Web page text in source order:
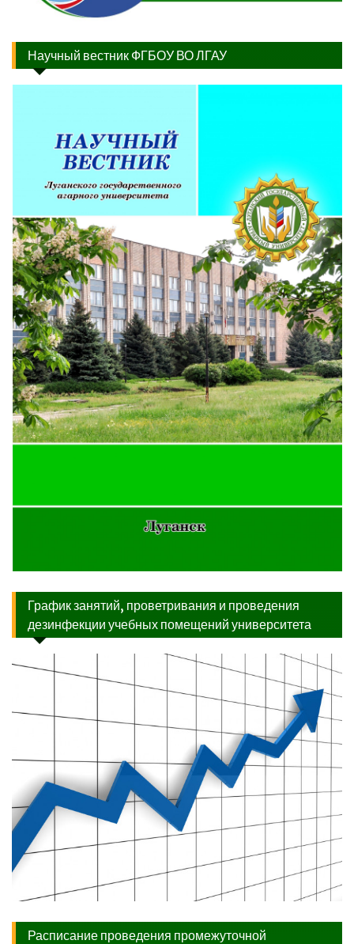
Научный вестник ФГБОУ ВО ЛГАУ
График занятий, проветривания и проведения
дезинфекции учебных помещений университета
Расписание проведения промежуточной